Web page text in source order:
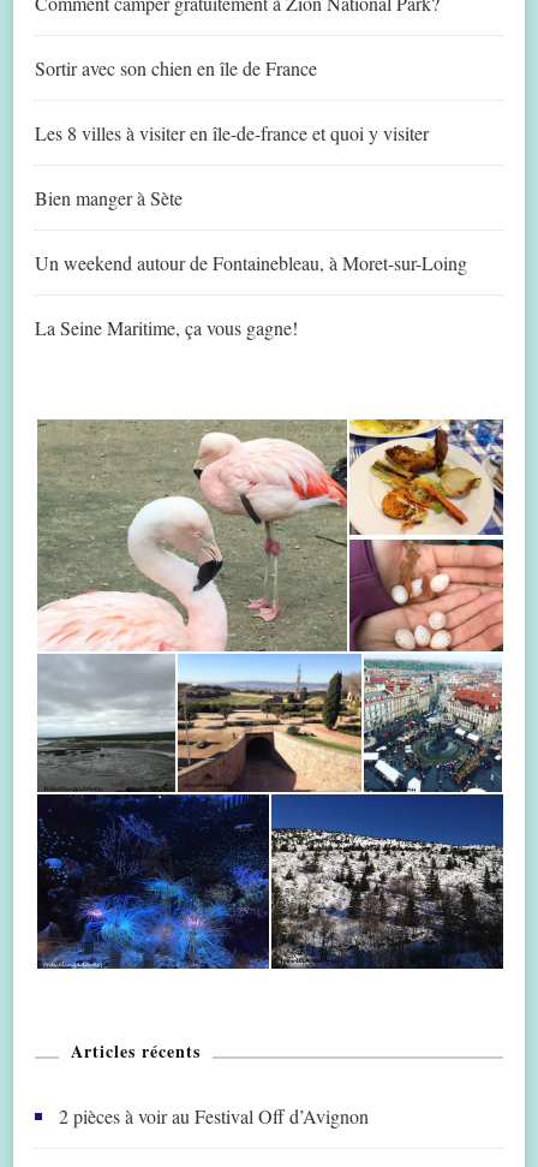
Sortir avec son chien en île de France
Les 8 villes à visiter en île-de-france et quoi y visiter
Bien manger à Sète
Un weekend autour de Fontainebleau, à Moret-sur-Loing
La Seine Maritime, ça vous gagne!
Articles récents
2 pièces à voir au Festival Off d’Avignon